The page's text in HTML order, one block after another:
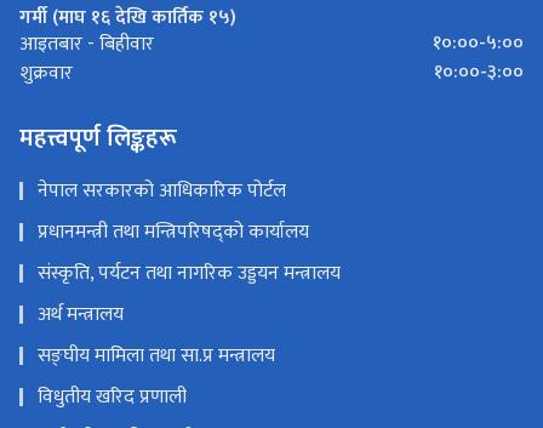
गर्मी (माघ १६ देखि कार्तिक १५)
आइतबार - बिहीवार
१०:००-५:००
शुक्रवार
१०:००-३:००
महत्त्वपूर्ण लिङ्कहरू
नेपाल सरकारको आधिकारिक पोर्टल
प्रधानमन्त्री तथा मन्त्रिपरिषद्को कार्यालय
संस्कृति, पर्यटन तथा नागरिक उड्डयन मन्त्रालय
अर्थ मन्त्रालय
सङ्‍घीय मामिला तथा सा.प्र मन्त्रालय
विधुतीय खरिद प्रणाली